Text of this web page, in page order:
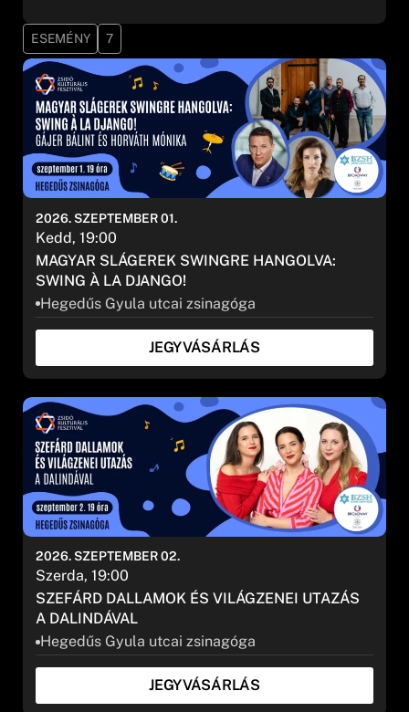
Kategória
Alkategória
SZŰRÉS
ESEMÉNY 7
MAGYAR SLÁGEREK SWINGRE HANGOLVA:
SWING À LA DJANGO!
Hegedűs Gyula utcai zsinagóga
2026. SZEPTEMBER 01.
Kedd, 19:00
JEGYVÁSÁRLÁS
SZEFÁRD DALLAMOK ÉS VILÁGZENEI UTAZÁS
A DALINDÁVAL
Hegedűs Gyula utcai zsinagóga
2026. SZEPTEMBER 02.
Szerda, 19:00
JEGYVÁSÁRLÁS